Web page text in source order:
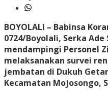
BOYOLALI – Babinsa
0724/Boyolali, Serka
mendampingi Personel
melaksanakan survei
jembatan di Dukuh
Kecamatan Mojosongo,